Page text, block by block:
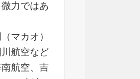
力ではあ
マカオ）
航空など
航空、吉